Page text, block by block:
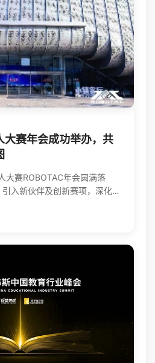
大赛年会成功举办，共
大赛ROBOTAC年会圆满落
入新伙伴及创新赛项，深化了